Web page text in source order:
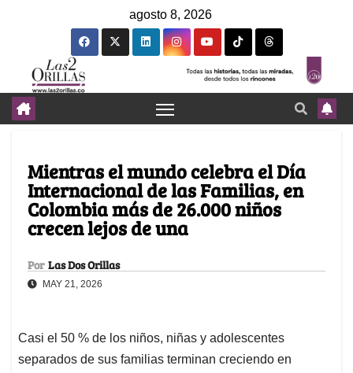
agosto 8, 2026
Mientras el mundo celebra el Día
Internacional de las Familias, en
Colombia más de 26.000 niños
crecen lejos de una
Por Las Dos Orillas
MAY 21, 2026
Casi el 50 % de los niños, niñas y adolescentes
separados de sus familias terminan creciendo en